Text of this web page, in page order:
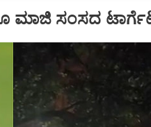
ಮಾಜಿ ಸಂಸದ